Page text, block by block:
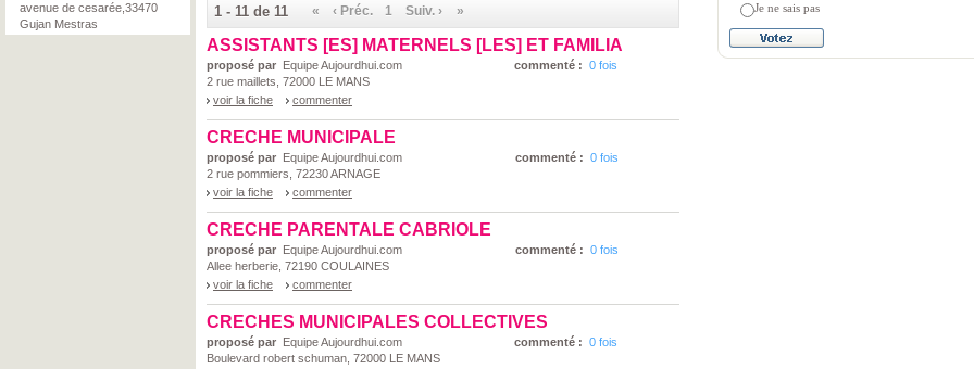
avenue de cesarée,33470
Gujan Mestras
1 - 11 de 11 « ‹ Préc. 1 Suiv. › »
ASSISTANTS [ES] MATERNELS [LES] ET FAMILIA
proposé par Equipe Aujourdhui.com commenté : 0 fois
2 rue maillets, 72000 LE MANS
voir la fiche
commenter
CRECHE MUNICIPALE
proposé par Equipe Aujourdhui.com commenté : 0 fois
2 rue pommiers, 72230 ARNAGE
voir la fiche
commenter
CRECHE PARENTALE CABRIOLE
proposé par Equipe Aujourdhui.com commenté : 0 fois
Allee herberie, 72190 COULAINES
voir la fiche
commenter
CRECHES MUNICIPALES COLLECTIVES
proposé par Equipe Aujourdhui.com commenté : 0 fois
Boulevard robert schuman, 72000 LE MANS
Je ne sais pas